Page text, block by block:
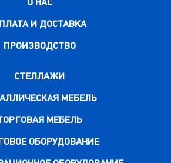
И ДОСТАВКА
ПРОИЗВОДСТВО
СТЕЛЛАЖИ
МЕБЕЛЬ
МЕБЕЛЬ
ОБОРУДОВАНИЕ